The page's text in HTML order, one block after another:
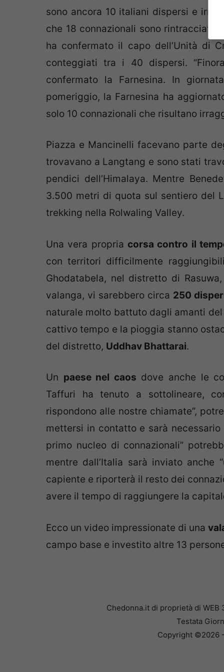
sono ancora 10 italiani dispersi e
che 18 connazionali sono rintracciati
ha confermato il capo dell’Unità di
conteggiati tra i 40 dispersi.
confermato la Farnesina. In
pomeriggio, la Farnesina ha
solo 10 connazionali che risultano
Piazza e Mancinelli facevano parte
trovavano a Langtang e sono stati
pendici dell’Himalaya. Mentre
3.500 metri di quota sul sentiero del
trekking nella Rolwaling Valley.
Una vera propria corsa contro il
con territori difficilmente
Ghodatabela, nel distretto di
valanga, vi sarebbero circa 250
naturale molto battuto dagli amanti
cattivo tempo e la pioggia stanno
del distretto, Uddhav Bhattarai.
Un paese nel caos dove anche le
Taffuri ha tenuto a sottolineare,
rispondono alle nostre chiamate”,
mettersi in contatto e sarà
primo nucleo di connazionali”
mentre dall’Italia sarà inviato anche
capiente e riporterà il resto dei
avere il tempo di raggiungere la
Ecco un video impressionate di una
campo base e investito altre 13
Chedonna.it di proprietà di WEB
Testata
Copyright ©2026